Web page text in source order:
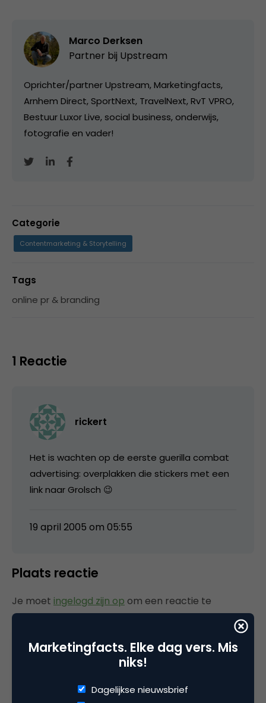
Marco Derksen
Partner bij Upstream
Oprichter/partner Upstream, Marketingfacts,
Arnhem Direct, SportNext, TravelNext, RvT VPRO,
Bestuur Luxor Live, social business, onderwijs,
fotografie en vader!
Categorie
Contentmarketing & Storytelling
Tags
online pr & branding
1 Reactie
rickert
Het is wachten op de eerste guerilla combat
advertising: overplakken die stickers met een
link naar Grolsch 😉
19 april 2005 om 05:55
Plaats reactie
Je moet ingelogd zijn op om een reactie te
plaatsen.
Gerelateerde artikelen
Marketingfacts. Elke dag vers. Mis
niks!
Dagelijkse nieuwsbrief